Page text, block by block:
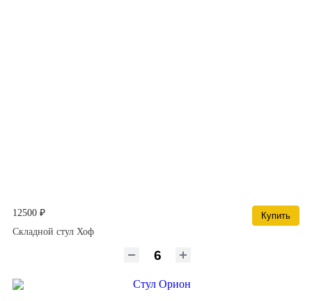
12500 ₽
Купить
Складной стул Хоф